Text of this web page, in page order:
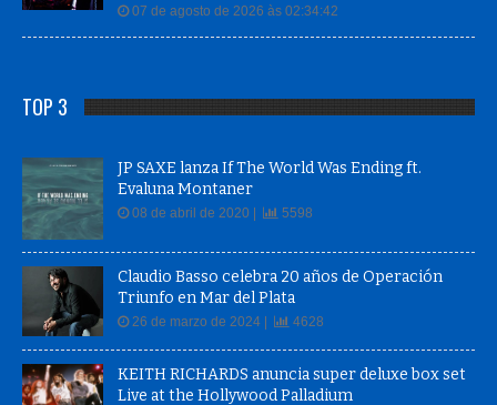
07 de agosto de 2026 às 02:34:42
TOP 3
JP SAXE lanza If The World Was Ending ft.
Evaluna Montaner
08 de abril de 2020 | 5598
Claudio Basso celebra 20 años de Operación
Triunfo en Mar del Plata
26 de marzo de 2024 | 4628
KEITH RICHARDS anuncia super deluxe box set
Live at the Hollywood Palladium